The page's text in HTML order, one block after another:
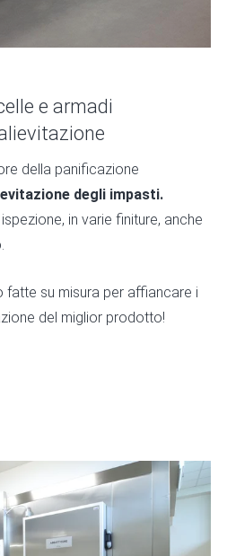
e armadi
della panificazione
degli impasti.
in varie finiture, anche
fatte su misura per affiancare i
del miglior prodotto!